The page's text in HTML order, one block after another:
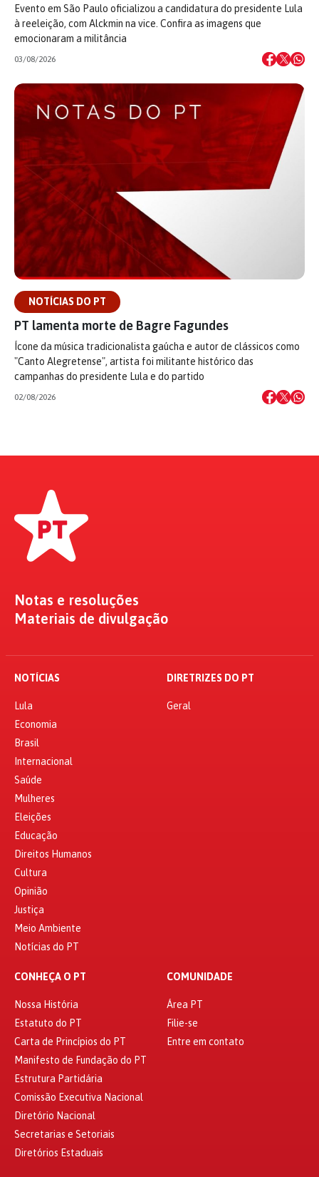
Evento em São Paulo oficializou a candidatura do presidente Lula
à reeleição, com Alckmin na vice. Confira as imagens que
emocionaram a militância
03/08/2026
NOTÍCIAS DO PT
PT lamenta morte de Bagre Fagundes
Ícone da música tradicionalista gaúcha e autor de clássicos como
"Canto Alegretense", artista foi militante histórico das
campanhas do presidente Lula e do partido
02/08/2026
Notas e resoluções
Materiais de divulgação
NOTÍCIAS
Lula
Economia
Brasil
Internacional
Saúde
Mulheres
Eleições
Educação
Direitos Humanos
Cultura
Opinião
Justiça
Meio Ambiente
Notícias do PT
DIRETRIZES DO PT
Geral
CONHEÇA O PT
Nossa História
Estatuto do PT
Carta de Princípios do PT
Manifesto de Fundação do PT
Estrutura Partidária
Comissão Executiva Nacional
Diretório Nacional
Secretarias e Setoriais
Diretórios Estaduais
COMUNIDADE
Área PT
Filie-se
Entre em contato